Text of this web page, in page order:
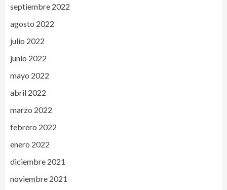
septiembre 2022
agosto 2022
julio 2022
junio 2022
mayo 2022
abril 2022
marzo 2022
febrero 2022
enero 2022
diciembre 2021
noviembre 2021